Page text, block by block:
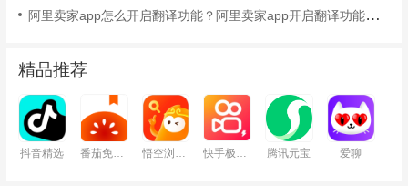
阿里卖家app怎么开启翻译功能？阿里卖家app开启翻译功能的方法
精品推荐
抖音精选 番茄免费小说 悟空浏览器 快手极速版 腾讯元宝 爱聊